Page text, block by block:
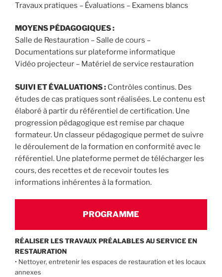
Travaux pratiques – Évaluations – Examens blancs
MOYENS PÉDAGOGIQUES :
Salle de Restauration – Salle de cours –
Documentations sur plateforme informatique
Vidéo projecteur – Matériel de service restauration
SUIVI ET ÉVALUATIONS : Contrôles continus. Des
études de cas pratiques sont réalisées. Le contenu est
élaboré à partir du référentiel de certification. Une
progression pédagogique est remise par chaque
formateur. Un classeur pédagogique permet de suivre
le déroulement de la formation en conformité avec le
référentiel. Une plateforme permet de télécharger les
cours, des recettes et de recevoir toutes les
informations inhérentes à la formation.
PROGRAMME
RÉALISER LES TRAVAUX PRÉALABLES AU SERVICE EN
RESTAURATION
• Nettoyer, entretenir les espaces de restauration et les locaux
annexes